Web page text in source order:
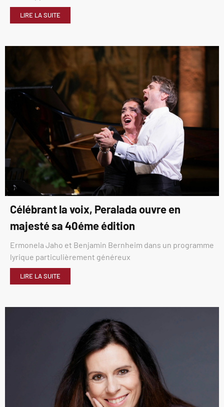
LIRE LA SUITE
Célébrant la voix, Peralada ouvre en
majesté sa 40éme édition
Ermonela Jaho et Benjamin Bernheim dans un programme
lyrique particulièrement généreux
LIRE LA SUITE